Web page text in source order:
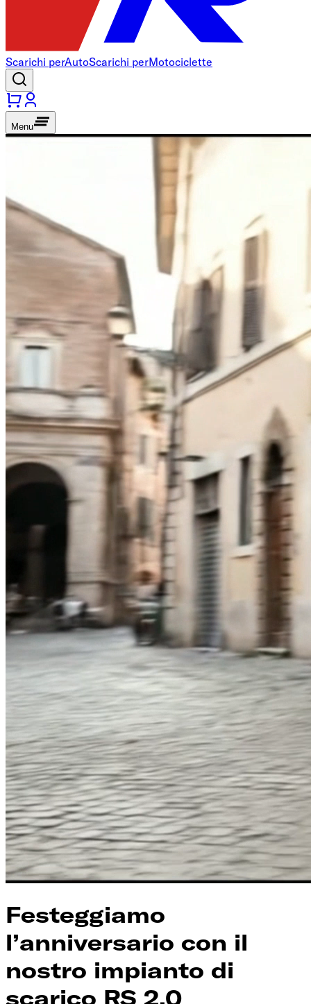
Scarichi perAutoScarichi perMotociclette
Menu
Festeggiamo
l’anniversario con il
nostro impianto di
scarico RS 2.0